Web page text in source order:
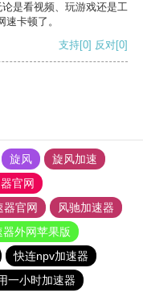
是看视频、玩游戏还是工
卡顿了。
支持[0] 反对[0]
旋风
旋风加速
官网
器官网
风驰加速器
外网苹果版
快连npv加速器
一小时加速器